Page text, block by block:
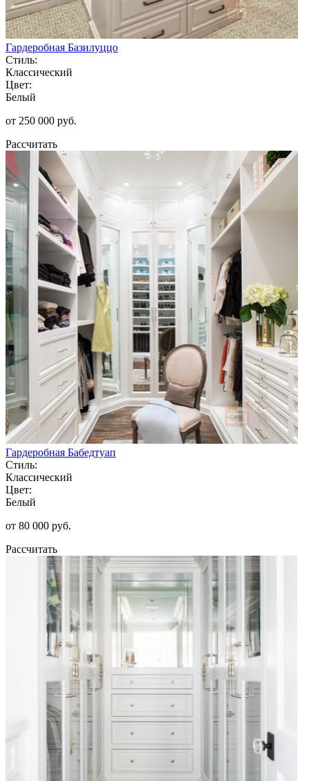
Гардеробная Базилуццо
Стиль:
Классический
Цвет:
Белый
от 250 000 руб.
Рассчитать
Гардеробная Бабедтуап
Стиль:
Классический
Цвет:
Белый
от 80 000 руб.
Рассчитать